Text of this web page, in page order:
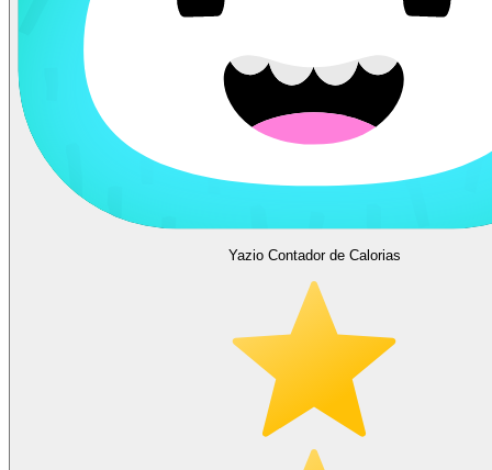
Yazio Contador de Calorias